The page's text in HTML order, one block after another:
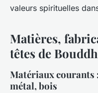
valeurs spirituelles
Matières,
têtes de
Matériaux courants
métal, bois